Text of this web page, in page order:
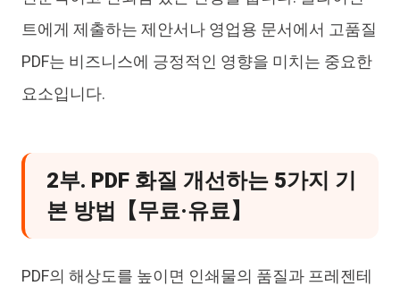
트에게 제출하는 제안서나 영업용 문서에서 고품질
PDF는 비즈니스에 긍정적인 영향을 미치는 중요한
요소입니다.
2부. PDF 화질 개선하는 5가지 기
본 방법【무료·유료】
PDF의 해상도를 높이면 인쇄물의 품질과 프레젠테